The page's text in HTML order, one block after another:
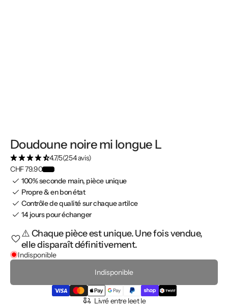
Doudoune noire mi longue L
4.7/5(254 avis)
CHF 79.90
100% seconde main, pièce unique
Propre & en bon état
Contrôle de qualité sur chaque artilce
14 jours pour échanger
⚠️ Chaque pièce est unique. Une fois vendue,
elle disparaît définitivement.
Indisponible
Indisponible
Livré entre leet le